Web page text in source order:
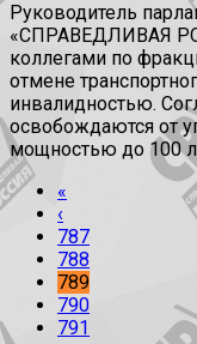
Руководитель
«СПРАВЕДЛИВАЯ
коллегами по
отмене
инвалидностью.
освобождаются от
мощностью до 100
«
‹
787
788
789
790
791